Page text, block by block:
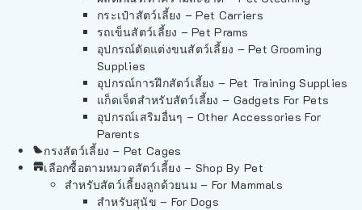
กระเป๋าสัตว์เลี้ยง – Pet Carriers
รถเข็นสัตว์เลี้ยง – Pet Prams
อุปกรณ์ตัดแต่งขนสัตว์เลี้ยง – Pet Grooming
Supplies
อุปกรณ์การฝึกสัตว์เลี้ยง – Pet Training Supplies
แก็ดเจ็ตสำหรับสัตว์เลี้ยง – Gadgets For Pets
อุปกรณ์เสริมอื่นๆ – Other Accessories For
Parents
กรงสัตว์เลี้ยง – Pet Cages
เลือกซื้อตามหมวดสัตว์เลี้ยง – Shop By Pet
สำหรับสัตว์เลี้ยงลูกด้วยนม – For Mammals
สำหรับสุนัข – For Dogs